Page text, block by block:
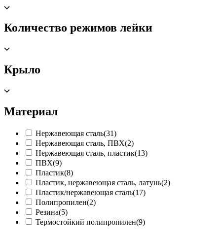
Количество режимов лейки
Крыло
Материал
Нержавеющая сталь(31)
Нержавеющая сталь, ПВХ(2)
Нержавеющая сталь, пластик(13)
ПВХ(9)
Пластик(8)
Пластик, нержавеющая сталь, латунь(2)
Пластик/нержавеющая сталь(17)
Полипропилен(2)
Резина(5)
Термостойкий полипропилен(9)